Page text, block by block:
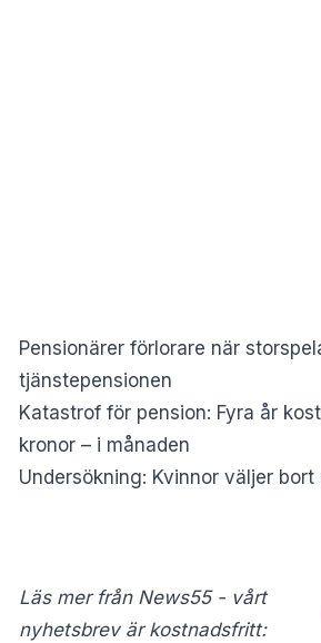
Pensionärer förlorare när
tjänstepensionen
Katastrof för pension: Fyra år
kronor – i månaden
Undersökning: Kvinnor väljer bort
Läs mer från News55 - vårt
nyhetsbrev är kostnadsfritt: